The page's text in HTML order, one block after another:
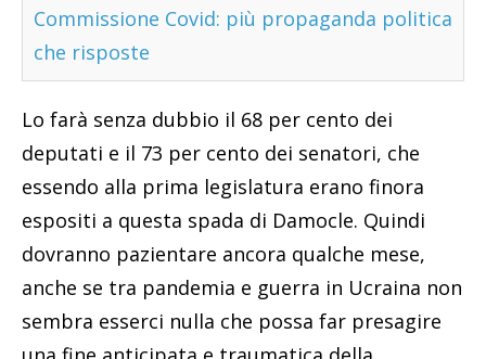
Commissione Covid: più propaganda politica
che risposte
Lo farà senza dubbio il 68 per cento dei
deputati e il 73 per cento dei senatori, che
essendo alla prima legislatura erano finora
espositi a questa spada di Damocle. Quindi
dovranno pazientare ancora qualche mese,
anche se tra pandemia e guerra in Ucraina non
sembra esserci nulla che possa far presagire